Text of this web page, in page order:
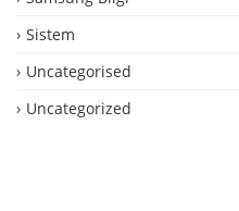
Sistem
Uncategorised
Uncategorized